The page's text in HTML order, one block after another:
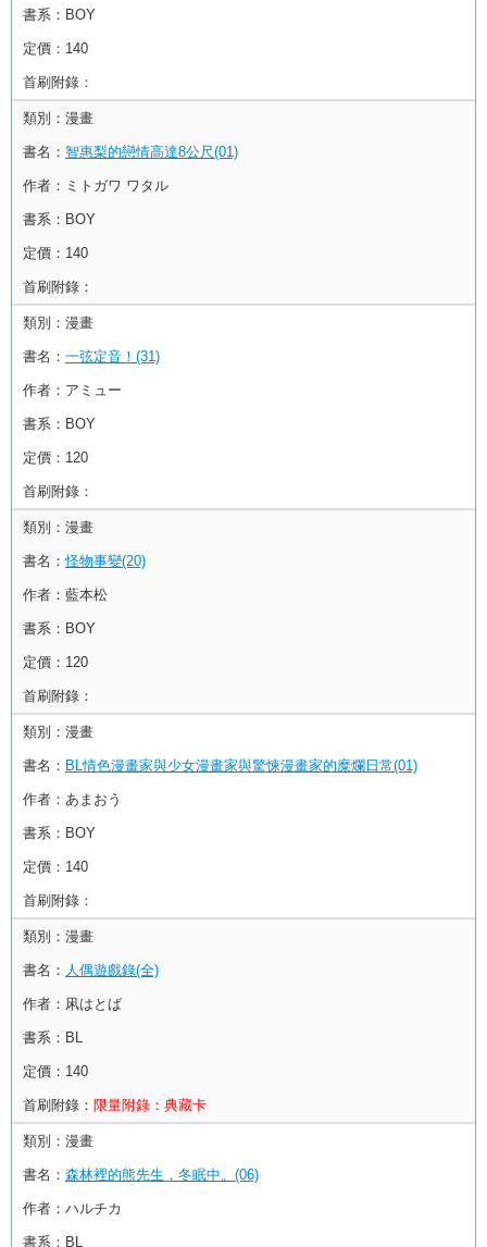
書系： BOY
定價： 140
首刷附錄：
類別： 漫畫
書名： 智惠梨的戀情高達8公尺(01)
作者： ミトガワ ワタル
書系： BOY
定價： 140
首刷附錄：
類別： 漫畫
書名： 一弦定音！(31)
作者： アミュー
書系： BOY
定價： 120
首刷附錄：
類別： 漫畫
書名：怪物事變(20)
作者： 藍本松
書系： BOY
定價： 120
首刷附錄：
類別： 漫畫
書名： BL情色漫畫家與少女漫畫家與驚悚漫畫家的糜爛日常(01)
作者： あまおう
書系： BOY
定價： 140
首刷附錄：
類別： 漫畫
書名： 人偶遊戲錄(全)
作者： 凩はとば
書系： BL
定價： 140
首刷附錄： 限量附錄：典藏卡
類別： 漫畫
書名： 森林裡的熊先生，冬眠中。(06)
作者： ハルチカ
書系： BL